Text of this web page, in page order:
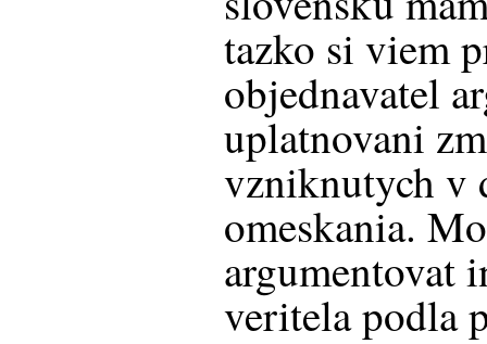
tazko si viem
objednavatel
uplatnovani
vzniknutych v
omeskania.
argumentovat
veritela podla